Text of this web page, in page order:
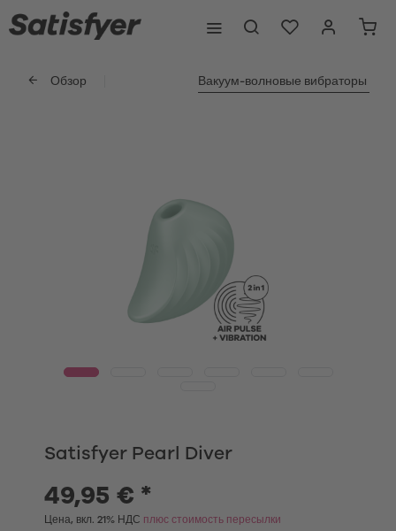
Обзор Вакуум-волновые вибраторы
Satisfyer Pearl Diver
49,95 € *
Цена, вкл. 21% НДС плюс стоимость пересылки